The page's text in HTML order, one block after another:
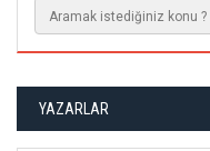
YAZARLAR